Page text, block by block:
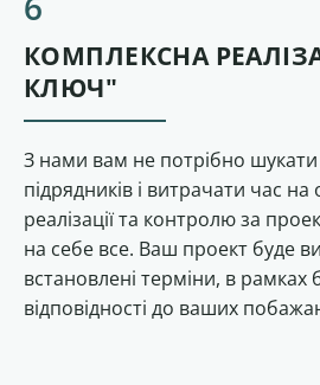
КОМПЛЕКСНА
КЛЮЧ"
З нами вам не потрібно
підрядників і витрачати час
реалізації та контролю за
на себе все. Ваш проект буде
встановлені терміни, в рамках
відповідності до ваших